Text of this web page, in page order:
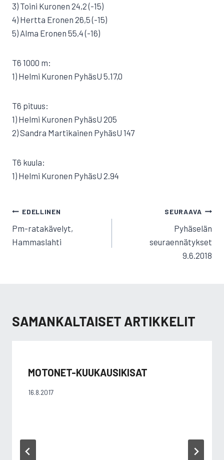
3) Toini Kuronen 24,2 (-15)
4) Hertta Eronen 26,5 (-15)
5) Alma Eronen 55,4 (-16)
T6 1000 m:
1) Helmi Kuronen PyhäsU 5.17,0
T6 pituus:
1) Helmi Kuronen PyhäsU 205
2) Sandra Martikainen PyhäsU 147
T6 kuula:
1) Helmi Kuronen PyhäsU 2.94
ARTIKKELIEN
SELAUS
EDELLINEN
Pm-ratakävelyt,
Hammaslahti
SEURAAVA
Pyhäselän
seuraennätykset
9.6.2018
SAMANKALTAISET ARTIKKELIT
MOTONET-KUUKAUSIKISAT
16.8.2017